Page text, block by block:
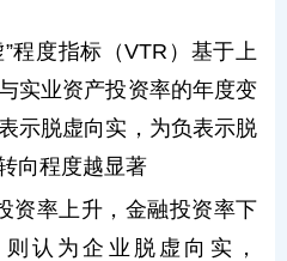
”程度指标（VTR）基于上
实业资产投资率的年度变
示脱虚向实，为负表示脱
向程度越显著
资率上升，金融投资率下
认为企业脱虚向实，